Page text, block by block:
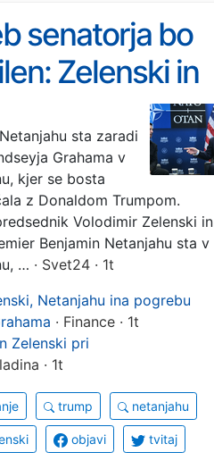
senatorja bo
Zelenski in
k Trumpu
sta zaradi
Grahama v
kjer se bosta
z Donaldom Trumpom.
Volodimir Zelenski in
Benjamin Netanjahu sta v
… · Svet24 · 1t
Netanjahu ina pogrebu
· Finance · 1t
Zelenski pri
· 1t
trump netanjahu
objavi tvitaj